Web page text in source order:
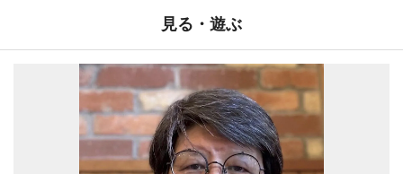
見る・遊ぶ